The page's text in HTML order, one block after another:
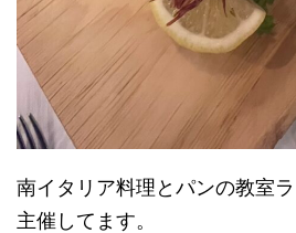
南イタリア料理とパンの教室
主催してます。